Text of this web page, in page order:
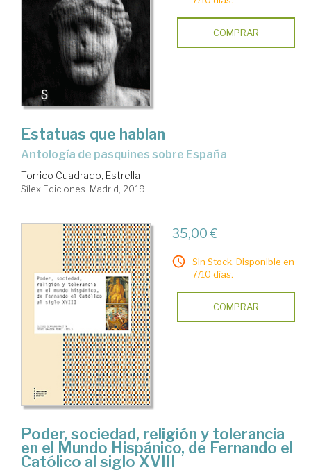
COMPRAR
Estatuas que hablan
antología de pasquines sobre España
Torrico Cuadrado, Estrella
Sílex Ediciones. Madrid, 2019
35,00 €
Sin Stock. Disponible en
7/10 días.
COMPRAR
Poder, sociedad, religión y tolerancia
en el Mundo Hispánico, de Fernando el
Católico al siglo XVIII